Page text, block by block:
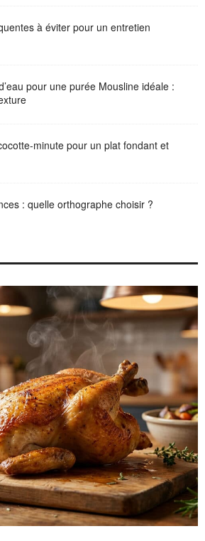
à éviter pour un entretien
pour une purée Mousline idéale :
minute pour un plat fondant et
: quelle orthographe choisir ?